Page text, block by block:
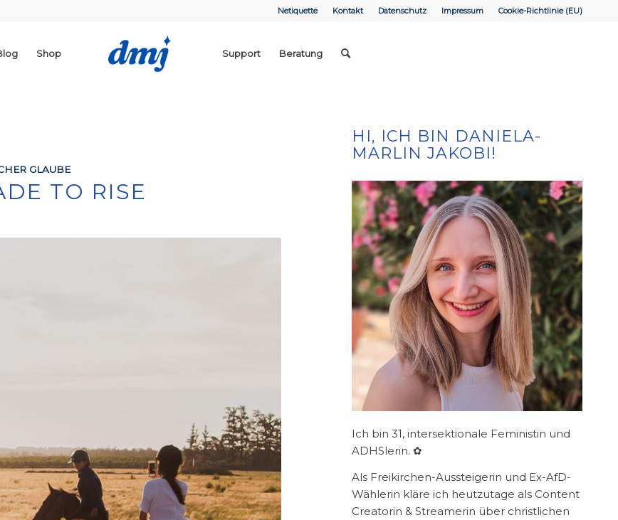
Netiquette Kontakt Datenschutz Impressum Cookie-Richtlinie (EU)
Shop Support Beratung
GLAUBE
TO RISE
HI, ICH BIN DANIELA-
MARLIN JAKOBI!
Ich bin 31, intersektionale Feministin und
ADHSlerin. ✿
Als Freikirchen-Aussteigerin und Ex-AfD-
Wählerin kläre ich heutzutage als Content
Creatorin & Streamerin über christlichen